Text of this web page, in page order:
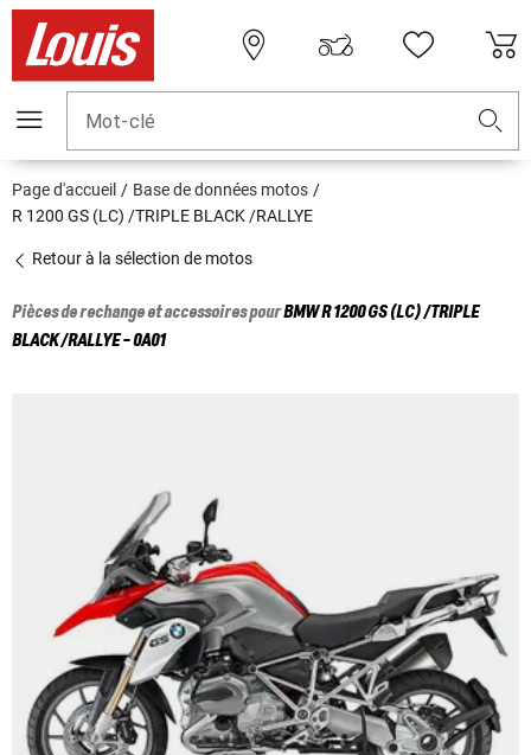
Mot-clé
Page d'accueil
Base de données motos
R 1200 GS (LC) /TRIPLE BLACK /RALLYE
Retour à la sélection de motos
Pièces de rechange et accessoires pourBMWR 1200 GS (LC) /TRIPLE
BLACK /RALLYE - 0A01